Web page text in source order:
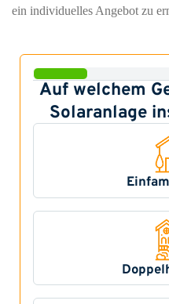
ein individuelles Angebot zu